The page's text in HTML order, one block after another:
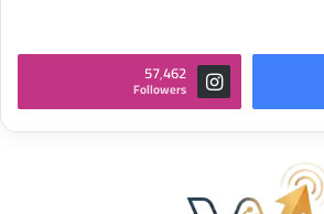
57٬462
Followers